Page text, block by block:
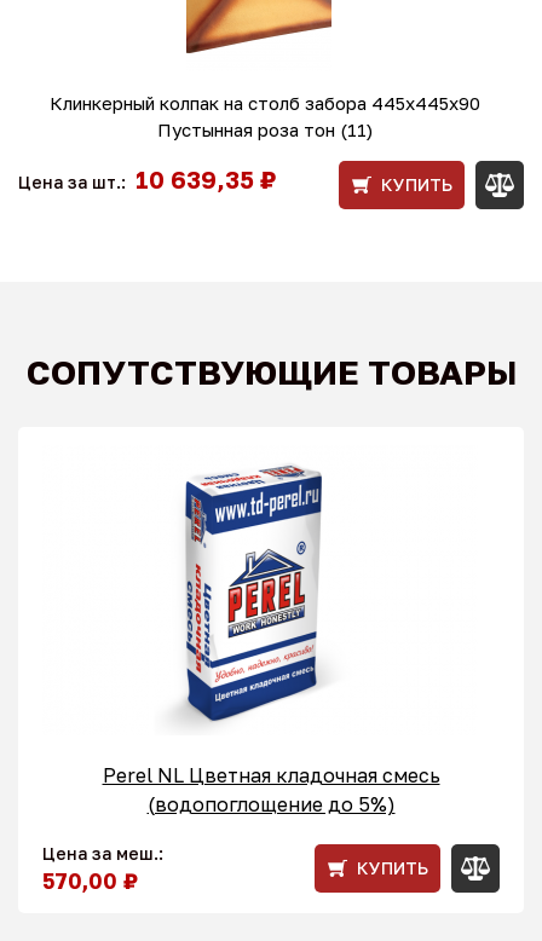
Клинкерный колпак на столб забора 445х445х90
Пустынная роза тон (11)
Цена за шт.: 10 639,35 ₽ КУПИТЬ
СОПУТСТВУЮЩИЕ ТОВАРЫ
Perel NL Цветная кладочная смесь
(водопоглощение до 5%)
Цена за меш.:
570,00 ₽ КУПИТЬ